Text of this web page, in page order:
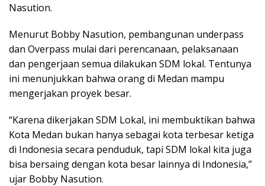
Nasution.
Menurut Bobby Nasution, pembangunan underpass
dan Overpass mulai dari perencanaan, pelaksanaan
dan pengerjaan semua dilakukan SDM lokal. Tentunya
ini menunjukkan bahwa orang di Medan mampu
mengerjakan proyek besar.
“Karena dikerjakan SDM Lokal, ini membuktikan bahwa
Kota Medan bukan hanya sebagai kota terbesar ketiga
di Indonesia secara penduduk, tapi SDM lokal kita juga
bisa bersaing dengan kota besar lainnya di Indonesia,”
ujar Bobby Nasution.